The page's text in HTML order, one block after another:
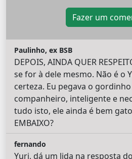
Fazer um
Paulinho, ex BSB
DEPOIS, AINDA QUER
se for à dele mesmo. Não é o
certeza. Eu pegava o
companheiro, inteligente e
tudo isto, ele ainda é bem
EMBAIXO?
fernando
Yuri, dá um lida na resposta